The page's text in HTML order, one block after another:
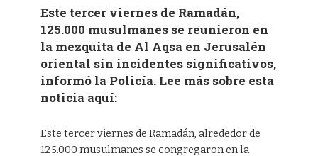
Este tercer viernes de Ramadán,
125.000 musulmanes se reunieron en
la mezquita de Al Aqsa en Jerusalén
oriental sin incidentes significativos,
informó la Policía. Lee más sobre esta
noticia aquí:
Este tercer viernes de Ramadán, alrededor de
125.000 musulmanes se congregaron en la